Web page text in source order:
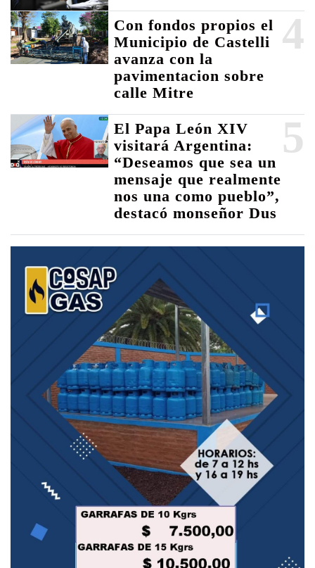
4
Con fondos propios el
Municipio de Castelli
avanza con la
pavimentacion sobre
calle Mitre
5
El Papa León XIV
visitará Argentina:
“Deseamos que sea un
mensaje que realmente
nos una como pueblo”,
destacó monseñor Dus